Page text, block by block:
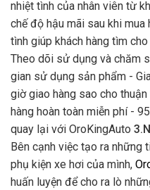
nhiệt tình của nhân viên từ
chế độ hậu mãi sau khi
tình giúp khách hàng tìm
Theo dõi sử dụng và chăm
gian sử dụng sản phẩm -
giờ giao hàng sao cho
hàng hoàn toàn miễn phí -
quay lại với OroKingAuto
Bên cạnh việc tạo ra những
phụ kiện xe hơi của mình,
huấn luyện để cho ra lò